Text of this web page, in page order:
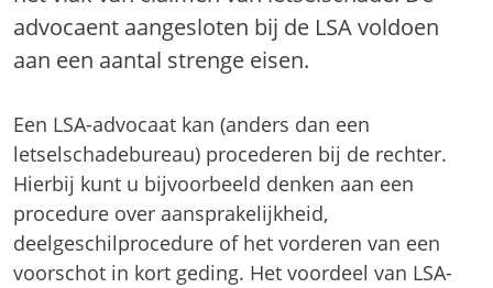
advocaent aangesloten bij de LSA voldoen
aan een aantal strenge eisen.
Een LSA-advocaat kan (anders dan een
letselschadebureau) procederen bij de rechter.
Hierbij kunt u bijvoorbeeld denken aan een
procedure over aansprakelijkheid,
deelgeschilprocedure of het vorderen van een
voorschot in kort geding. Het voordeel van LSA-